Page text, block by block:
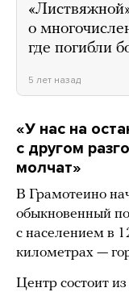
о
где погибли
5 лет назад
«У нас на
с другом
молчат»
В Грамотеино
обыкновенный
с населением в
километрах —
Центр состоит